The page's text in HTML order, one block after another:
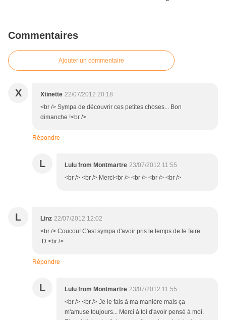
Commentaires
Ajouter un commentaire
X Xtinette 22/07/2012 20:18
<br /> Sympa de découvrir ces petites choses... Bon
dimanche !<br />
Répondre
L Lulu from Montmartre 23/07/2012 11:55
<br /> <br /> Merci<br /> <br /> <br /> <br />
L Linz 22/07/2012 12:02
<br /> Coucou! C'est sympa d'avoir pris le temps de le faire
:D <br />
Répondre
L Lulu from Montmartre 23/07/2012 11:55
<br /> <br /> Je le fais à ma manière mais ça
m'amuse toujours... Merci à toi d'avoir pensé à moi.